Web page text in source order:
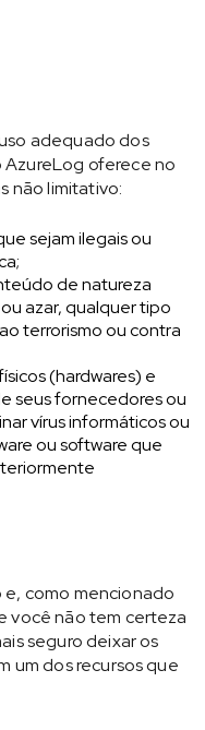
adequado dos
oferece no
não limitativo:
sejam ilegais ou
de natureza
azar, qualquer tipo
terrorismo ou contra
(hardwares) e
seus fornecedores ou
vírus informáticos ou
ou software que
como mencionado
você não tem certeza
seguro deixar os
um dos recursos que